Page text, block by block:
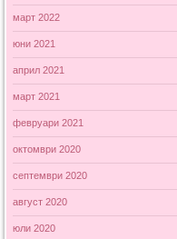
март 2022
юни 2021
април 2021
март 2021
февруари 2021
октомври 2020
септември 2020
август 2020
юли 2020